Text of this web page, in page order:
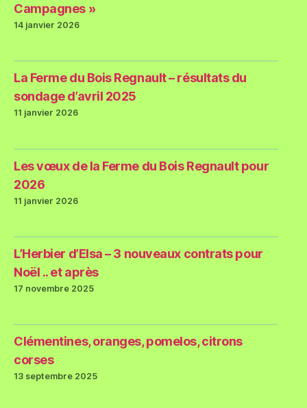
Campagnes »
14 janvier 2026
La Ferme du Bois Regnault – résultats du
sondage d’avril 2025
11 janvier 2026
Les vœux de la Ferme du Bois Regnault pour
2026
11 janvier 2026
L’Herbier d’Elsa – 3 nouveaux contrats pour
Noël .. et après
17 novembre 2025
Clémentines, oranges, pomelos, citrons
corses
13 septembre 2025